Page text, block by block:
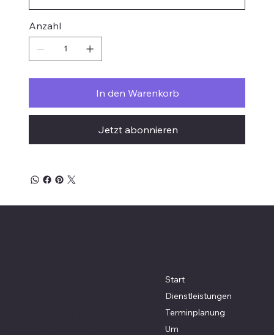
Anzahl
In den Warenkorb
Jetzt abonnieren
Start
Dienstleistungen
Terminplanung
Um